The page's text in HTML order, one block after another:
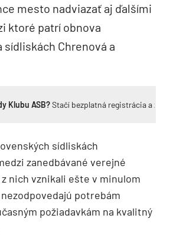
mesto nadviazať aj ďalšími
ktoré patrí obnova
Chrenová a
Klubu ASB?Stačí bezplatná registrácia a
sídliskách
zanedbávané verejné
nich vznikali ešte v minulom
potrebám
požiadavkám na kvalitný